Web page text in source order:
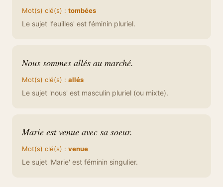
Mot(s) clé(s) : tombées
Le sujet 'feuilles' est féminin pluriel.
Nous sommes allés au marché.
Mot(s) clé(s) : allés
Le sujet 'nous' est masculin pluriel (ou mixte).
Marie est venue avec sa soeur.
Mot(s) clé(s) : venue
Le sujet 'Marie' est féminin singulier.